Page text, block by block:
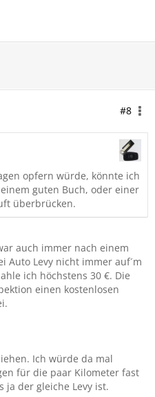
#8
opfern würde, könnte ich
guten Buch, oder einer
überbrücken.
auch immer nach einem
Auto Levy nicht immer auf´m
ich höchstens 30 €. Die
einen kostenlosen
Ich würde da mal
für die paar Kilometer fast
ja der gleiche Levy ist.